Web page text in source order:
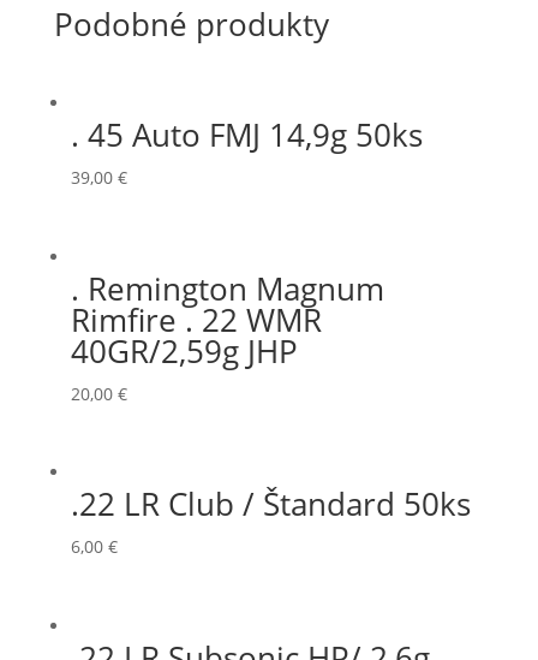
Podobné produkty
. 45 Auto FMJ 14,9g 50ks
39,00 €
. Remington Magnum
Rimfire . 22 WMR
40GR/2,59g JHP
20,00 €
.22 LR Club / Štandard 50ks
6,00 €